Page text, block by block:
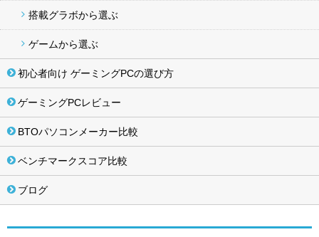
搭載グラボから選ぶ
ゲームから選ぶ
初心者向け ゲーミングPCの選び方
ゲーミングPCレビュー
BTOパソコンメーカー比較
ベンチマークスコア比較
ブログ